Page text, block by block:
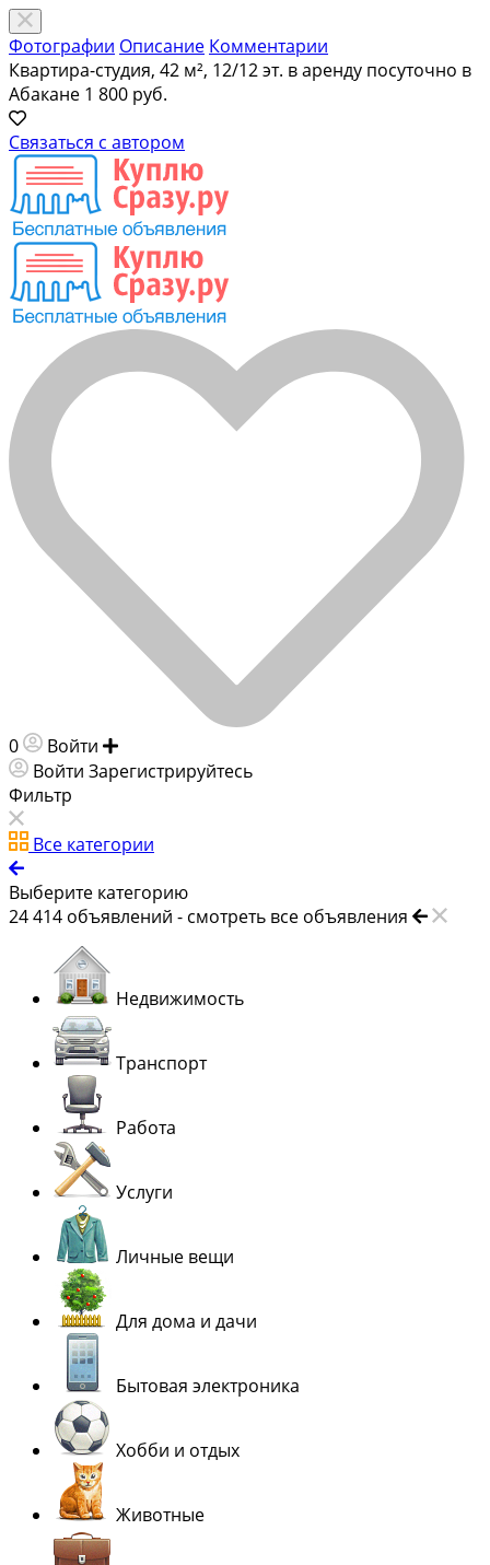
Фотографии Описание Комментарии
Квартира-студия, 42 м², 12/12 эт. в аренду посуточно в
Абакане 1 800 руб.
Связаться с автором
0 Войти
Войти Зарегистрируйтесь
Фильтр
Все категории
Выберите категорию
24 414 объявлений - смотреть все объявления
Недвижимость
Транспорт
Работа
Услуги
Личные вещи
Для дома и дачи
Бытовая электроника
Хобби и отдых
Животные